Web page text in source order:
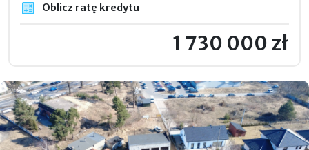
Oblicz ratę kredytu
1 730 000 zł